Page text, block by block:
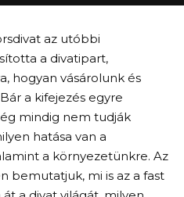
az utóbbi
a divatipart,
hogyan vásárolunk és
a kifejezés egyre
mindig nem tudják
hatása van a
a környezetünkre. Az
bemutatjuk, mi is az a fast